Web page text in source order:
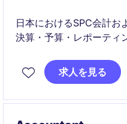
日本におけるSPC会計お
決算・予算・レポーティ
求人を見る